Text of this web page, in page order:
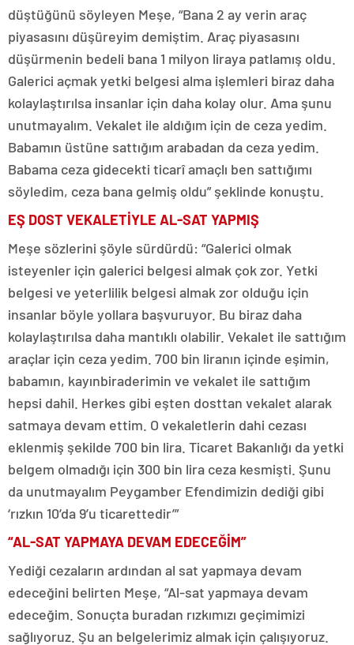
düştüğünü söyleyen Meşe, “Bana 2 ay verin araç
piyasasını düşüreyim demiştim. Araç piyasasını
düşürmenin bedeli bana 1 milyon liraya patlamış oldu.
Galerici açmak yetki belgesi alma işlemleri biraz daha
kolaylaştırılsa insanlar için daha kolay olur. Ama şunu
unutmayalım. Vekalet ile aldığım için de ceza yedim.
Babamın üstüne sattığım arabadan da ceza yedim.
Babama ceza gidecekti ticarî amaçlı ben sattığımı
söyledim, ceza bana gelmiş oldu” şeklinde konuştu.
EŞ DOST VEKALETİYLE AL-SAT YAPMIŞ
Meşe sözlerini şöyle sürdürdü: “Galerici olmak
isteyenler için galerici belgesi almak çok zor. Yetki
belgesi ve yeterlilik belgesi almak zor olduğu için
insanlar böyle yollara başvuruyor. Bu biraz daha
kolaylaştırılsa daha mantıklı olabilir. Vekalet ile sattığım
araçlar için ceza yedim. 700 bin liranın içinde eşimin,
babamın, kayınbiraderimin ve vekalet ile sattığım
hepsi dahil. Herkes gibi eşten dosttan vekalet alarak
satmaya devam ettim. O vekaletlerin dahi cezası
eklenmiş şekilde 700 bin lira. Ticaret Bakanlığı da yetki
belgem olmadığı için 300 bin lira ceza kesmişti. Şunu
da unutmayalım Peygamber Efendimizin dediği gibi
‘rızkın 10’da 9’u ticarettedir’”
“AL-SAT YAPMAYA DEVAM EDECEĞİM”
Yediği cezaların ardından al sat yapmaya devam
edeceğini belirten Meşe, “Al-sat yapmaya devam
edeceğim. Sonuçta buradan rızkımızı geçimimizi
sağlıyoruz. Şu an belgelerimiz almak için çalışıyoruz.